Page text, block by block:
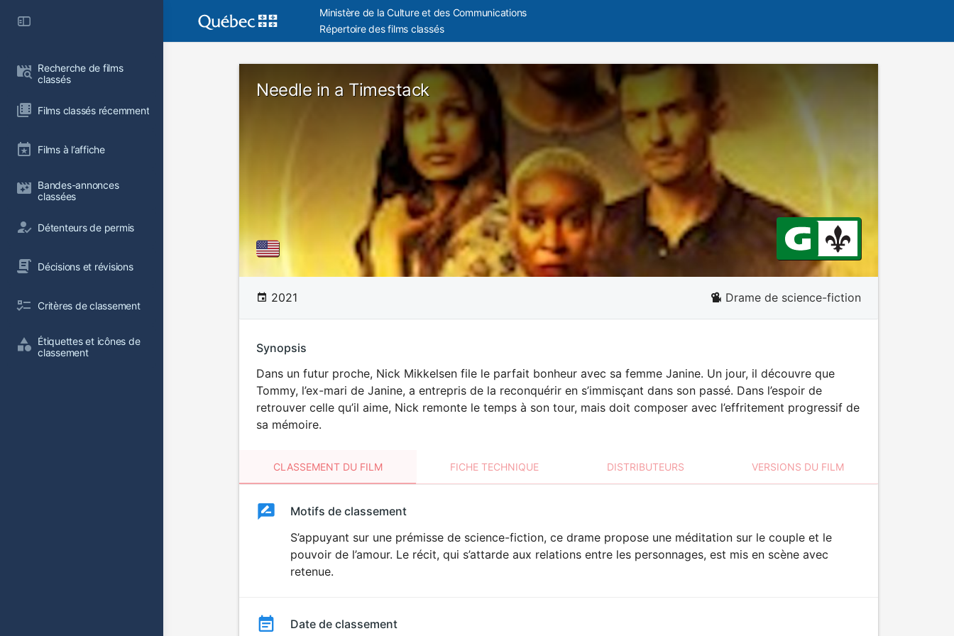
Recherche de films
classés
Films classés récemment
Films à l’affiche
Bandes-annonces
classées
Détenteurs de permis
Décisions et révisions
Critères de classement
Étiquettes et icônes de
classement
Ministère de la Culture et des Communications
Répertoire des films classés
Needle in a Timestack
2021 Drame de science-fiction
Synopsis
Dans un futur proche, Nick Mikkelsen file le parfait bonheur avec sa femme Janine. Un jour, il découvre que
Tommy, l’ex-mari de Janine, a entrepris de la reconquérir en s’immisçant dans son passé. Dans l’espoir de
retrouver celle qu’il aime, Nick remonte le temps à son tour, mais doit composer avec l’effritement progressif de
sa mémoire.
CLASSEMENT DU FILM FICHE TECHNIQUE DISTRIBUTEURS VERSIONS DU FILM
ClassementClassement
Motifs de classement
S’appuyant sur une prémisse de science-fiction, ce drame propose une méditation sur le couple et le
pouvoir de l’amour. Le récit, qui s’attarde aux relations entre les personnages, est mis en scène avec
retenue.
Date de classement